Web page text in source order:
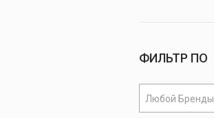
ФИЛЬТР ПО
Любой Бренды